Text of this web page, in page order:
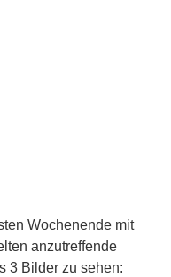
Wochenende mit
anzutreffende
3 Bilder zu sehen: